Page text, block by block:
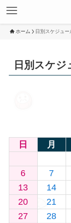
ホーム 日別スケジュー
日別スケジ
日 月
6
7
13
14
20
21
27
28